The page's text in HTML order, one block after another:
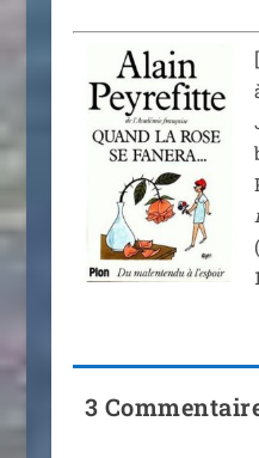
[
3